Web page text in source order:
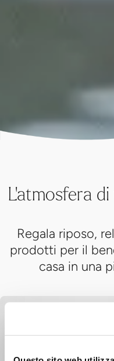
L'atmosfera
Regala riposo,
prodotti per il
casa in una